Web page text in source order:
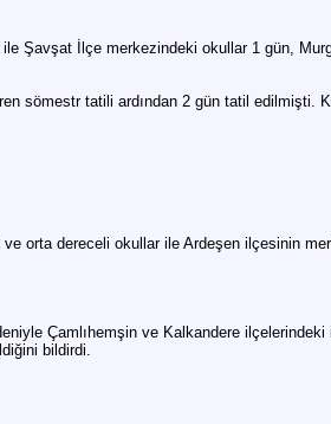
Şavşat İlçe merkezindeki okullar 1 gün,
sömestr tatili ardından 2 gün tatil edilmişti.
orta dereceli okullar ile Ardeşen ilçesinin
Çamlıhemşin ve Kalkandere
bildirdi.